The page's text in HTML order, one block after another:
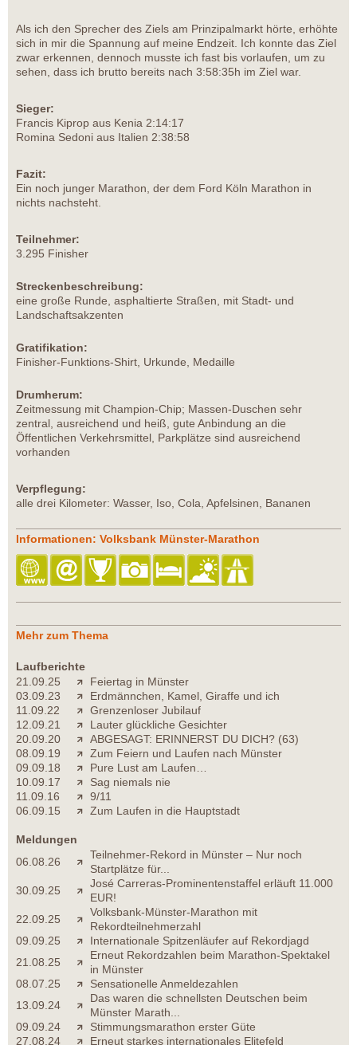
Als ich den Sprecher des Ziels am Prinzipalmarkt hörte, erhöhte
sich in mir die Spannung auf meine Endzeit. Ich konnte das Ziel
zwar erkennen, dennoch musste ich fast bis vorlaufen, um zu
sehen, dass ich brutto bereits nach 3:58:35h im Ziel war.
Sieger:
Francis Kiprop aus Kenia 2:14:17
Romina Sedoni aus Italien 2:38:58
Fazit:
Ein noch junger Marathon, der dem Ford Köln Marathon in
nichts nachsteht.
Teilnehmer:
3.295 Finisher
Streckenbeschreibung:
eine große Runde, asphaltierte Straßen, mit Stadt- und
Landschaftsakzenten
Gratifikation:
Finisher-Funktions-Shirt, Urkunde, Medaille
Drumherum:
Zeitmessung mit Champion-Chip; Massen-Duschen sehr
zentral, ausreichend und heiß, gute Anbindung an die
Öffentlichen Verkehrsmittel, Parkplätze sind ausreichend
vorhanden
Verpflegung:
alle drei Kilometer: Wasser, Iso, Cola, Apfelsinen, Bananen
Informationen: Volksbank Münster-Marathon
Mehr zum Thema
Laufberichte
21.09.25
Feiertag in Münster
03.09.23
Erdmännchen, Kamel, Giraffe und ich
11.09.22
Grenzenloser Jubilauf
12.09.21
Lauter glückliche Gesichter
20.09.20
ABGESAGT: ERINNERST DU DICH? (63)
08.09.19
Zum Feiern und Laufen nach Münster
09.09.18
Pure Lust am Laufen…
10.09.17
Sag niemals nie
11.09.16
9/11
06.09.15
Zum Laufen in die Hauptstadt
Meldungen
06.08.26
Teilnehmer-Rekord in Münster – Nur noch
Startplätze für...
30.09.25
José Carreras-Prominentenstaffel erläuft 11.000
EUR!
22.09.25
Volksbank-Münster-Marathon mit
Rekordteilnehmerzahl
09.09.25
Internationale Spitzenläufer auf Rekordjagd
21.08.25
Erneut Rekordzahlen beim Marathon-Spektakel
in Münster
08.07.25
Sensationelle Anmeldezahlen
13.09.24
Das waren die schnellsten Deutschen beim
Münster Marath...
09.09.24
Stimmungsmarathon erster Güte
27.08.24
Erneut starkes internationales Elitefeld